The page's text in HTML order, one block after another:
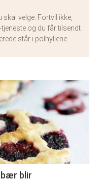
velge. Fortvil ikke,
og du får tilsendt
står i polhyllene.
blir